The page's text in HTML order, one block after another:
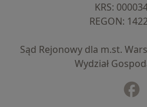
KRS:
REGON:
Sąd Rejonowy dla m.st.
Wydział